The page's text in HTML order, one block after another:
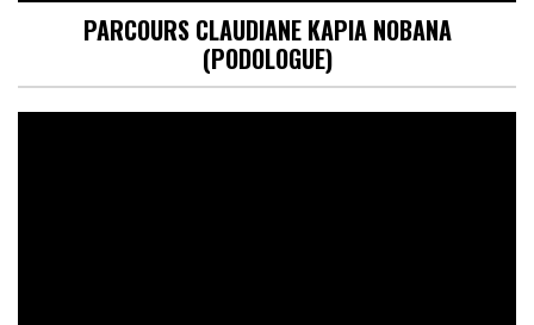
PARCOURS CLAUDIANE KAPIA NOBANA
(PODOLOGUE)